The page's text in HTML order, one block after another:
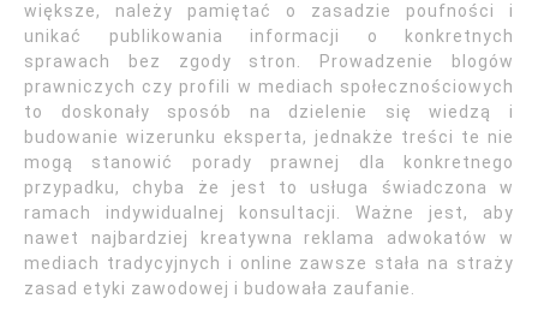
większe, należy pamiętać o zasadzie poufności i
unikać publikowania informacji o konkretnych
sprawach bez zgody stron. Prowadzenie blogów
prawniczych czy profili w mediach społecznościowych
to doskonały sposób na dzielenie się wiedzą i
budowanie wizerunku eksperta, jednakże treści te nie
mogą stanowić porady prawnej dla konkretnego
przypadku, chyba że jest to usługa świadczona w
ramach indywidualnej konsultacji. Ważne jest, aby
nawet najbardziej kreatywna reklama adwokatów w
mediach tradycyjnych i online zawsze stała na straży
zasad etyki zawodowej i budowała zaufanie.